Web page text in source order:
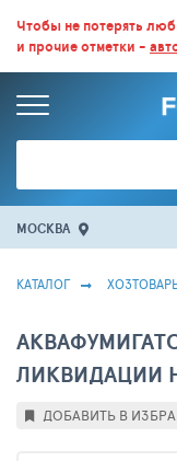
ВСЕ СКИДКИ И ВЫГОДНЫЕ
БОЛЬШЕ 100 000 ТОВАРОВ.
Чтобы не потерять
и прочие отметки -
МОСКВА
КАТАЛОГ
ЛИКВИДАЦИИ
ДОБАВИТЬ В